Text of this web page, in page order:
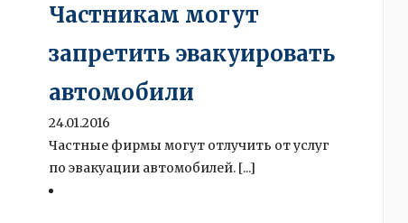
Частникам могут
запретить эвакуировать
автомобили
24.01.2016
Частные фирмы могут отлучить от услуг
по эвакуации автомобилей. [...]